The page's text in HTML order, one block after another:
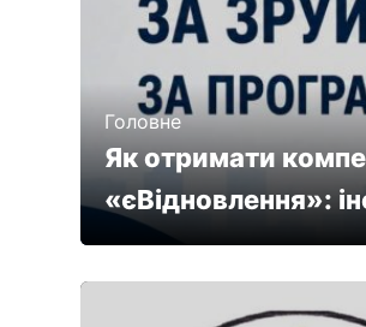
Головне
Як отримати
«єВідновлення»: